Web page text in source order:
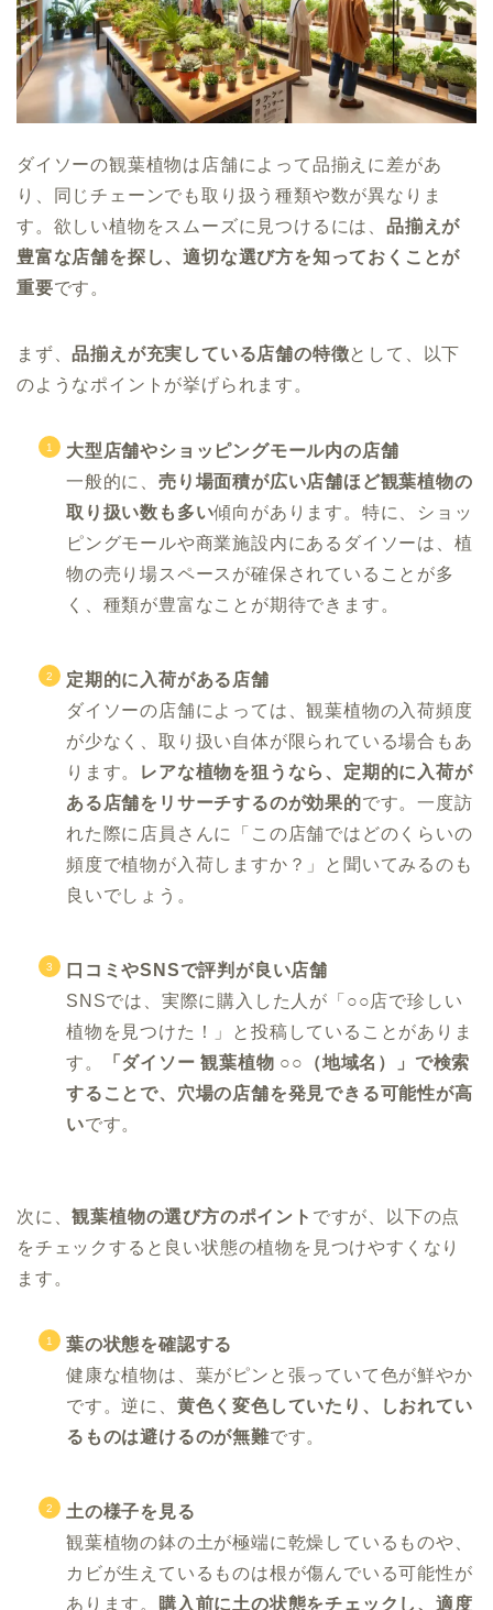
ダイソーの観葉植物は店舗によって品揃えに差があ
り、同じチェーンでも取り扱う種類や数が異なりま
す。欲しい植物をスムーズに見つけるには、 品揃えが
豊富な店舗を探し、適切な選び方を知っておくことが
重要です。
まず、品揃えが充実している店舗の特徴として、以下
のようなポイントが挙げられます。
大型店舗やショッピングモール内の店舗
一般的に、 売り場面積が広い店舗ほど観葉植物の
取り扱い数も多い傾向があります。特に、ショッ
ピングモールや商業施設内にあるダイソーは、植
物の売り場スペースが確保されていることが多
く、種類が豊富なことが期待できます。
定期的に入荷がある店舗
ダイソーの店舗によっては、観葉植物の入荷頻度
が少なく、取り扱い自体が限られている場合もあ
ります。
レアな植物を狙うなら、定期的に入荷が
ある店舗をリサーチするのが効果的です。一度訪
れた際に店員さんに「この店舗ではどのくらいの
頻度で植物が入荷しますか？」と聞いてみるのも
良いでしょう。
口コミやSNSで評判が良い店舗
SNSでは、実際に購入した人が「○○店で珍しい
植物を見つけた！」と投稿していることがありま
す。
「ダイソー 観葉植物 ○○（地域名）」で検索
することで、穴場の店舗を発見できる可能性が高
いです。
次に、観葉植物の選び方のポイント ですが、以下の点
をチェックすると良い状態の植物を見つけやすくなり
ます。
葉の状態を確認する
健康な植物は、葉がピンと張っていて色が鮮やか
です。逆に、 黄色く変色していたり、しおれてい
るものは避けるのが無難です。
土の様子を見る
観葉植物の鉢の土が極端に乾燥しているものや、
カビが生えているものは根が傷んでいる可能性が
あります。 購入前に土の状態をチェックし、適度